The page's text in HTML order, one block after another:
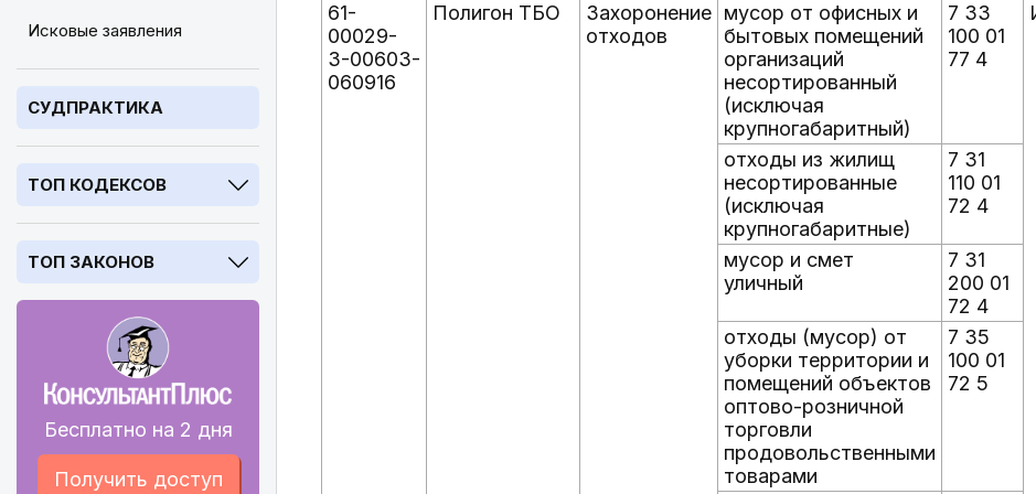
Исковые заявления
СУДПРАКТИКА
ТОП КОДЕКСОВ
ТОП ЗАКОНОВ
Бесплатно на 2 дня
Получить доступ
61-
00029-
З-00603-
060916
Полигон ТБО
Захоронение
отходов
мусор от офисных и
бытовых помещений
организаций
несортированный
(исключая
крупногабаритный)
7 33
100 01
77 4
отходы из жилищ
несортированные
(исключая
крупногабаритные)
7 31
110 01
72 4
мусор и смет
уличный
7 31
200 01
72 4
отходы (мусор) от
уборки территории и
помещений объектов
оптово-розничной
торговли
продовольственными
товарами
7 35
100 01
72 5